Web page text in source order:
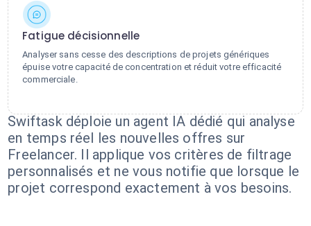
Fatigue décisionnelle
Analyser sans cesse des descriptions de projets génériques
épuise votre capacité de concentration et réduit votre efficacité
commerciale.
Swiftask déploie un agent IA dédié qui analyse
en temps réel les nouvelles offres sur
Freelancer. Il applique vos critères de filtrage
personnalisés et ne vous notifie que lorsque le
projet correspond exactement à vos besoins.